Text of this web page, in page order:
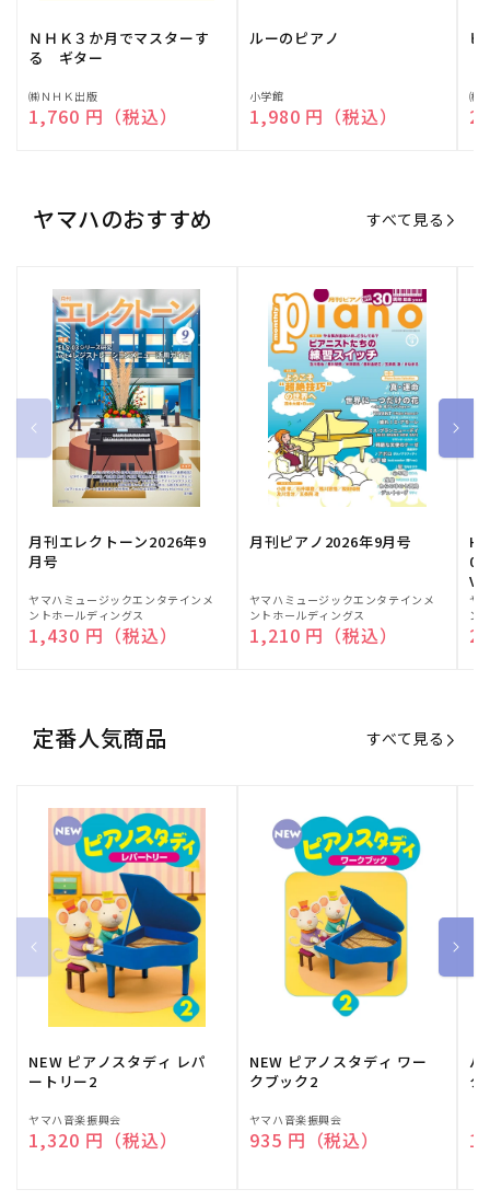
ＮＨＫ３か月でマスターす
る ギター
販
売
㈱ＮＨＫ出版
通常価格
1,760 円（税込）
ルーのピアノ
販
売
小学館
通常価格
1,980 円（税込）
ピ
販
売
㈱
ヤマハのおすすめ すべて見る
月刊エレクトーン2026年9
月号
販
売
元:
ヤマハミュージックエンタテインメ
ントホールディングス
通常価格
1,430 円（税込）
月刊ピアノ2026年9月号
販
売
元:
ヤマハミュージックエンタテインメ
ントホールディングス
通常価格
1,210 円（税込）
販
売
元:
ヤ
ン
定番人気商品 すべて見る
NEW ピアノスタディ レパ
ートリー2
販
売
ヤマハ音楽振興会
通常価格
1,320 円（税込）
NEW ピアノスタディ ワー
クブック2
販
売
ヤマハ音楽振興会
通常価格
935 円（税込）
バ
ク
売